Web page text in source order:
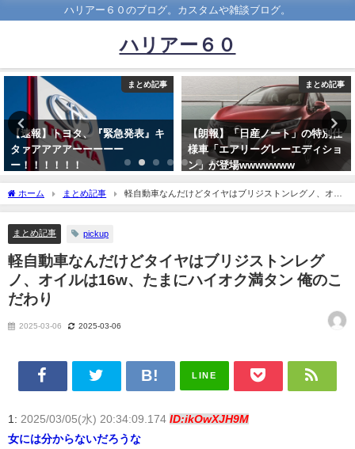
ハリアー６０のブログ。カスタムや雑談ブログ。
ハリアー６０
キ
まとめ記事
【朗報】「日産ノート」の特別仕
様車「エアリーグレーエディショ
ン」が登場wwwwwww
まとめ
糞ダサい車で二番目に思い浮
車と言えばｗｗｗｗｗ
2019-10-22
ホーム まとめ記事
軽自動車なんだけどタイヤはブリジストンレグノ、オイ
ルは16w、たまにハイオク満タン 俺のこだわり
まとめ記事 pickup
軽自動車なんだけどタイヤはブリジストンレグ
ノ、オイルは16w、たまにハイオク満タン 俺のこ
だわり
2025-03-06 2025-03-06
LINE
1: 2025/03/05(水) 20:34:09.174 ID:ikOwXJH9M
女には分からないだろうな